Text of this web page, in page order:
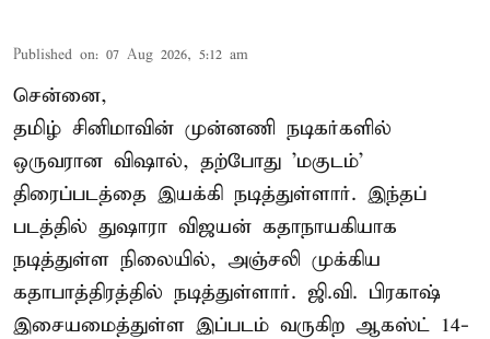
Published on: 07 Aug 2026, 5:12 am
சென்னை,
தமிழ் சினிமாவின் முன்னணி நடிகர்களில்
ஒருவரான விஷால், தற்போது 'மகுடம்'
திரைப்படத்தை இயக்கி நடித்துள்ளார். இந்தப்
படத்தில் துஷாரா விஜயன் கதாநாயகியாக
நடித்துள்ள நிலையில், அஞ்சலி முக்கிய
கதாபாத்திரத்தில் நடித்துள்ளார். ஜி.வி. பிரகாஷ்
இசையமைத்துள்ள இப்படம் வருகிற ஆகஸ்ட் 14-